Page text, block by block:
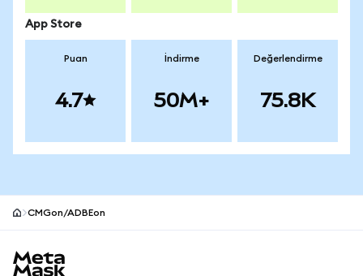
App Store
Puan
4.7
İndirme
50M+
Değerlendirme
75.8K
CMGon/ADBEon